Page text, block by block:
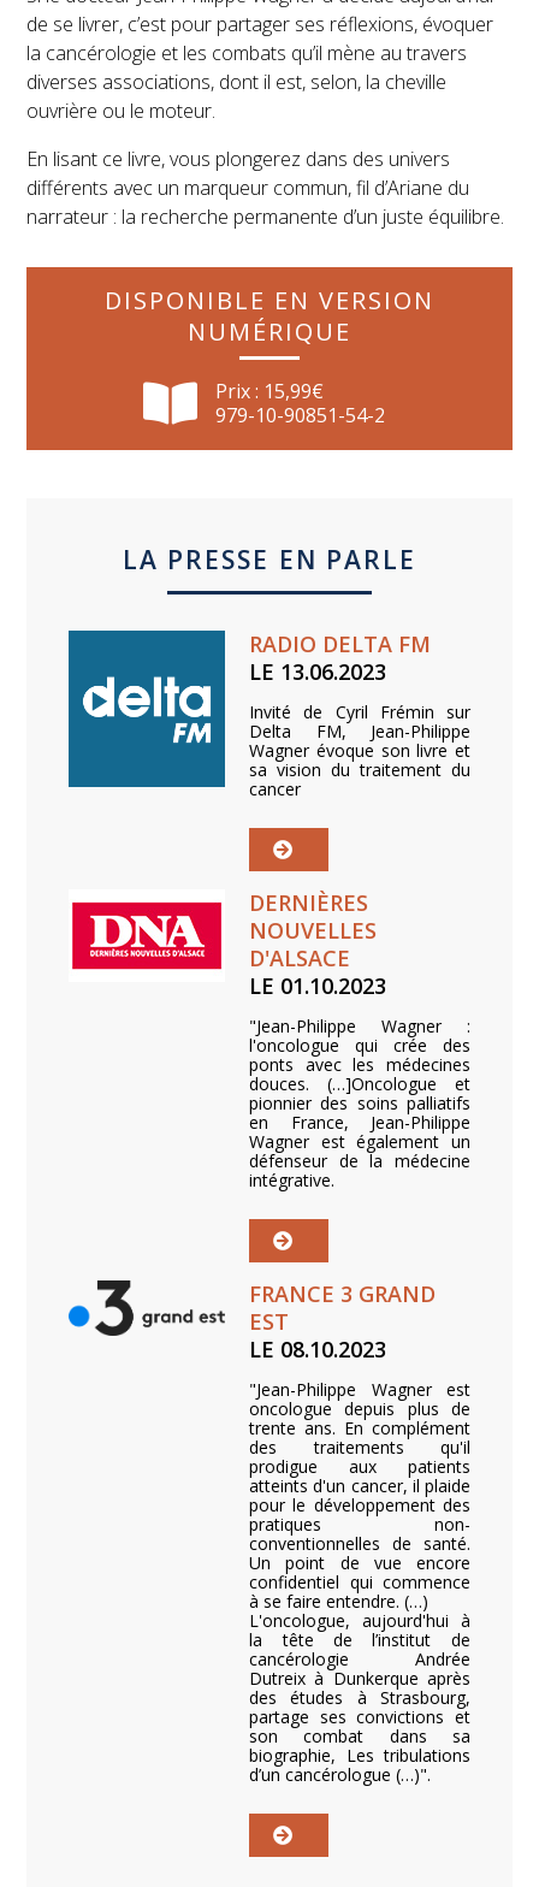
de se livrer, c’est pour partager ses réflexions, évoquer
la cancérologie et les combats qu’il mène au travers
diverses associations, dont il est, selon, la cheville
ouvrière ou le moteur.
En lisant ce livre, vous plongerez dans des univers
différents avec un marqueur commun, fil d’Ariane du
narrateur : la recherche permanente d’un juste équilibre.
DISPONIBLE EN VERSION
NUMÉRIQUE
Prix : 15,99€
979-10-90851-54-2
LA PRESSE EN PARLE
RADIO DELTA FM
LE 13.06.2023
Invité de Cyril Frémin sur
Delta FM, Jean-Philippe
Wagner évoque son livre et
sa vision du traitement du
cancer
DERNIÈRES
NOUVELLES
D'ALSACE
LE 01.10.2023
"Jean-Philippe Wagner :
l'oncologue qui crée des
ponts avec les médecines
douces. (…]Oncologue et
pionnier des soins palliatifs
en France, Jean-Philippe
Wagner est également un
défenseur de la médecine
intégrative.
FRANCE 3 GRAND
EST
LE 08.10.2023
"Jean-Philippe Wagner est
oncologue depuis plus de
trente ans. En complément
des traitements qu'il
prodigue aux patients
atteints d'un cancer, il plaide
pour le développement des
pratiques non-
conventionnelles de santé.
Un point de vue encore
confidentiel qui commence
à se faire entendre. (…)
L'oncologue, aujourd'hui à
la tête de l’institut de
cancérologie Andrée
Dutreix à Dunkerque après
des études à Strasbourg,
partage ses convictions et
son combat dans sa
biographie, Les tribulations
d’un cancérologue (…)".